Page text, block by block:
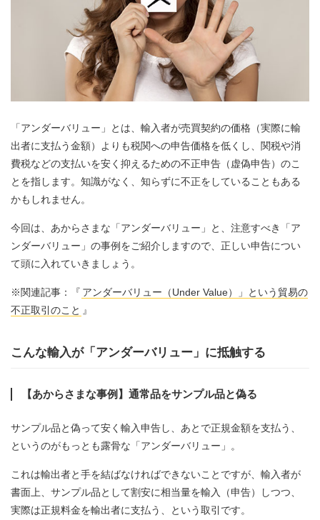
「アンダーバリュー」とは、輸入者が売買契約の価格（実際に輸
出者に支払う金額）よりも税関への申告価格を低くし、関税や消
費税などの支払いを安く抑えるための不正申告（虚偽申告）のこ
とを指します。知識がなく、知らずに不正をしていることもある
かもしれません。
今回は、あからさまな「アンダーバリュー」と、注意すべき「ア
ンダーバリュー」の事例をご紹介しますので、正しい申告につい
て頭に入れていきましょう。
※関連記事：『 アンダーバリュー（Under Value）」という貿易の
不正取引のこと 』
こんな輸入が「アンダーバリュー」に抵触する
【あからさまな事例】通常品をサンプル品と偽る
サンプル品と偽って安く輸入申告し、あとで正規金額を支払う、
というのがもっとも露骨な「アンダーバリュー」。
これは輸出者と手を結ばなければできないことですが、輸入者が
書面上、サンプル品として割安に相当量を輸入（申告）しつつ、
実際は正規料金を輸出者に支払う、という取引です。